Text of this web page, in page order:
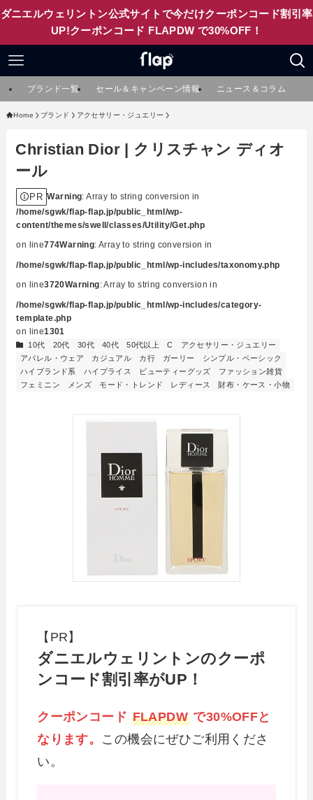
ダニエルウェリントン公式サイトで今だけクーポンコード割引率
UP!クーポンコード FLAPDW で30%OFF！
ブランド一覧 セール＆キャンペーン情報 ニュース＆コラム
Home ブランド アクセサリー・ジュエリー
Christian Dior | クリスチャン ディオ
ール
PR Warning: Array to string conversion in
/home/sgwk/flap-flap.jp/public_html/wp-
content/themes/swell/classes/Utility/Get.php
on line774Warning: Array to string conversion in
/home/sgwk/flap-flap.jp/public_html/wp-includes/taxonomy.php
on line3720Warning: Array to string conversion in
/home/sgwk/flap-flap.jp/public_html/wp-includes/category-
template.php
on line1301
10代 20代 30代 40代 50代以上 C
アクセサリー・ジュエリー
アパレル・ウェア
カジュアル カ行 ガーリー
シンプル・ベーシック
ハイブランド系
ハイプライス ビューティーグッズ
ファッション雑貨
フェミニン
メンズ モード・トレンド レディース 財布・ケース・小物
【PR】
ダニエルウェリントンのクーポ
ンコード割引率がUP！
クーポンコード FLAPDWで30%OFFと
なります。 この機会にぜひご利用くださ
い。